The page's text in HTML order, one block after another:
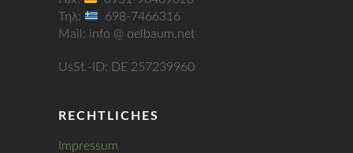
Τηλ:
698-7466316
Mail: info @ oelbaum.net
UsSt.-ID: DE 257239960
RECHTLICHES
Impressum